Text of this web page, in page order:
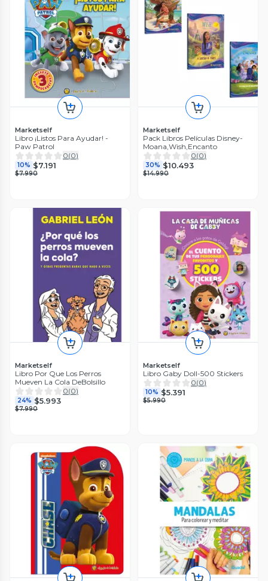
Marketself
Libro ¡Listos Para Ayudar! -
Paw Patrol
0(0)
10% $7.191
$7.990
Marketself
Pack Libros Películas Disney-
Moana,Wish,Encanto
0(0)
30% $10.493
$14.990
Marketself
Libro Por Que Los Perros
Mueven La Cola DeBolsillo
0(0)
24% $5.993
$7.990
Marketself
Libro Gaby Doll-500 Stickers
0(0)
10% $5.391
$5.990